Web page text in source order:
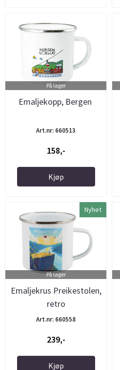
På lager
Emaljekopp, Bergen
Art.nr: 660513
158,-
Kjøp
Nyhet
På lager
Emaljekrus Preikestolen,
retro
Art.nr: 660558
239,-
Kjøp